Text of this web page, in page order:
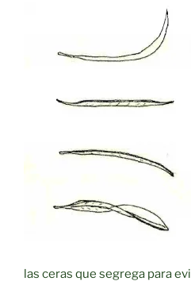
las ceras que segrega para